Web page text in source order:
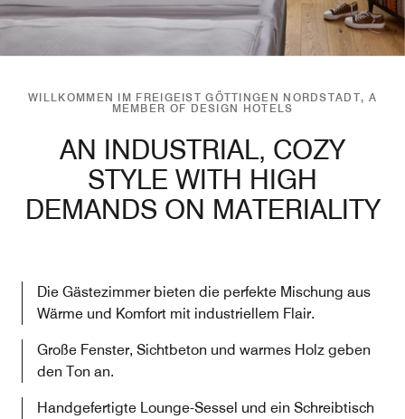
WILLKOMMEN IM FREIGEIST GÖTTINGEN NORDSTADT, A
MEMBER OF DESIGN HOTELS
AN INDUSTRIAL, COZY
STYLE WITH HIGH
DEMANDS ON MATERIALITY
Die Gästezimmer bieten die perfekte Mischung aus
Wärme und Komfort mit industriellem Flair.
Große Fenster, Sichtbeton und warmes Holz geben
den Ton an.
Handgefertigte Lounge-Sessel und ein Schreibtisch